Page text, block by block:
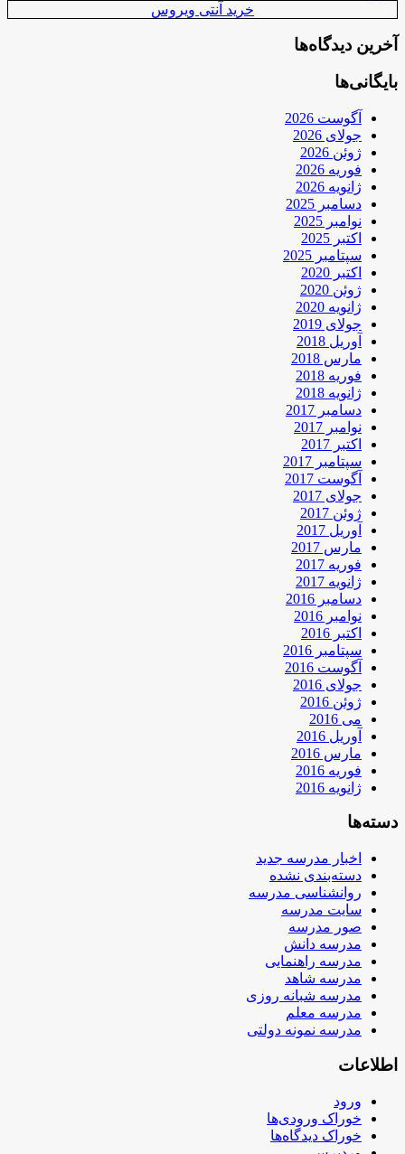
خرید آنتی ویروس
آخرین دیدگاه‌ها
بایگانی‌ها
آگوست 2026
جولای 2026
ژوئن 2026
فوریه 2026
ژانویه 2026
دسامبر 2025
نوامبر 2025
اکتبر 2025
سپتامبر 2025
اکتبر 2020
ژوئن 2020
ژانویه 2020
جولای 2019
آوریل 2018
مارس 2018
فوریه 2018
ژانویه 2018
دسامبر 2017
نوامبر 2017
اکتبر 2017
سپتامبر 2017
آگوست 2017
جولای 2017
ژوئن 2017
آوریل 2017
مارس 2017
فوریه 2017
ژانویه 2017
دسامبر 2016
نوامبر 2016
اکتبر 2016
سپتامبر 2016
آگوست 2016
جولای 2016
ژوئن 2016
می 2016
آوریل 2016
مارس 2016
فوریه 2016
ژانویه 2016
دسته‌ها
اخبار مدرسه جدید
دسته‌بندی نشده
روانشناسی مدرسه
سایت مدرسه
صور مدرسه
مدرسه دانش
مدرسه راهنمایی
مدرسه شاهد
مدرسه شبانه روزی
مدرسه معلم
مدرسه نمونه دولتی
اطلاعات
ورود
خوراک ورودی‌ها
خوراک دیدگاه‌ها